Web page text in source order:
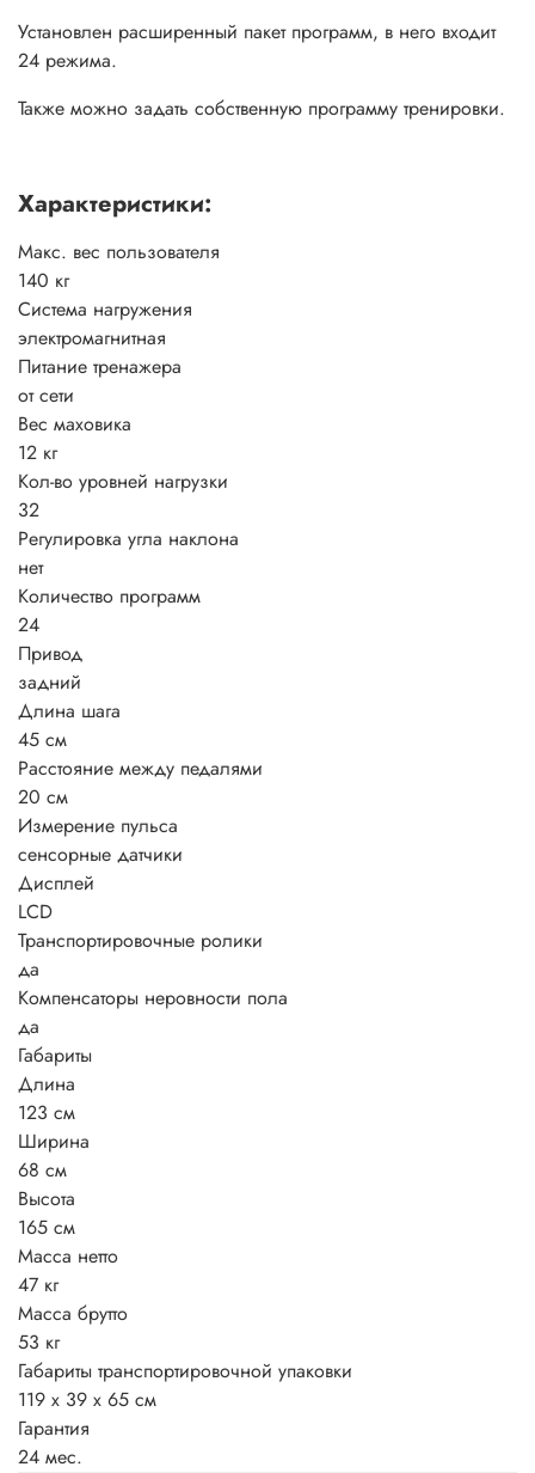
Установлен расширенный пакет программ, в него входит
24 режима.
Также можно задать собственную программу тренировки.
Характеристики:
Макс. вес пользователя
140 кг
Система нагружения
электромагнитная
Питание тренажера
от сети
Вес маховика
12 кг
Кол-во уровней нагрузки
32
Регулировка угла наклона
нет
Количество программ
24
Привод
задний
Длина шага
45 см
Расстояние между педалями
20 см
Измерение пульса
сенсорные датчики
Дисплей
LCD
Транспортировочные ролики
да
Компенсаторы неровности пола
да
Габариты
Длина
123 см
Ширина
68 см
Высота
165 см
Масса нетто
47 кг
Масса брутто
53 кг
Габариты транспортировочной упаковки
119 x 39 x 65 см
Гарантия
24 мес.